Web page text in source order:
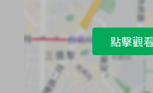
點擊觀